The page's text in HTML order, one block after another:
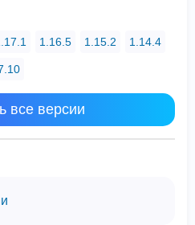
1.16.5 1.15.2 1.14.4
все версии